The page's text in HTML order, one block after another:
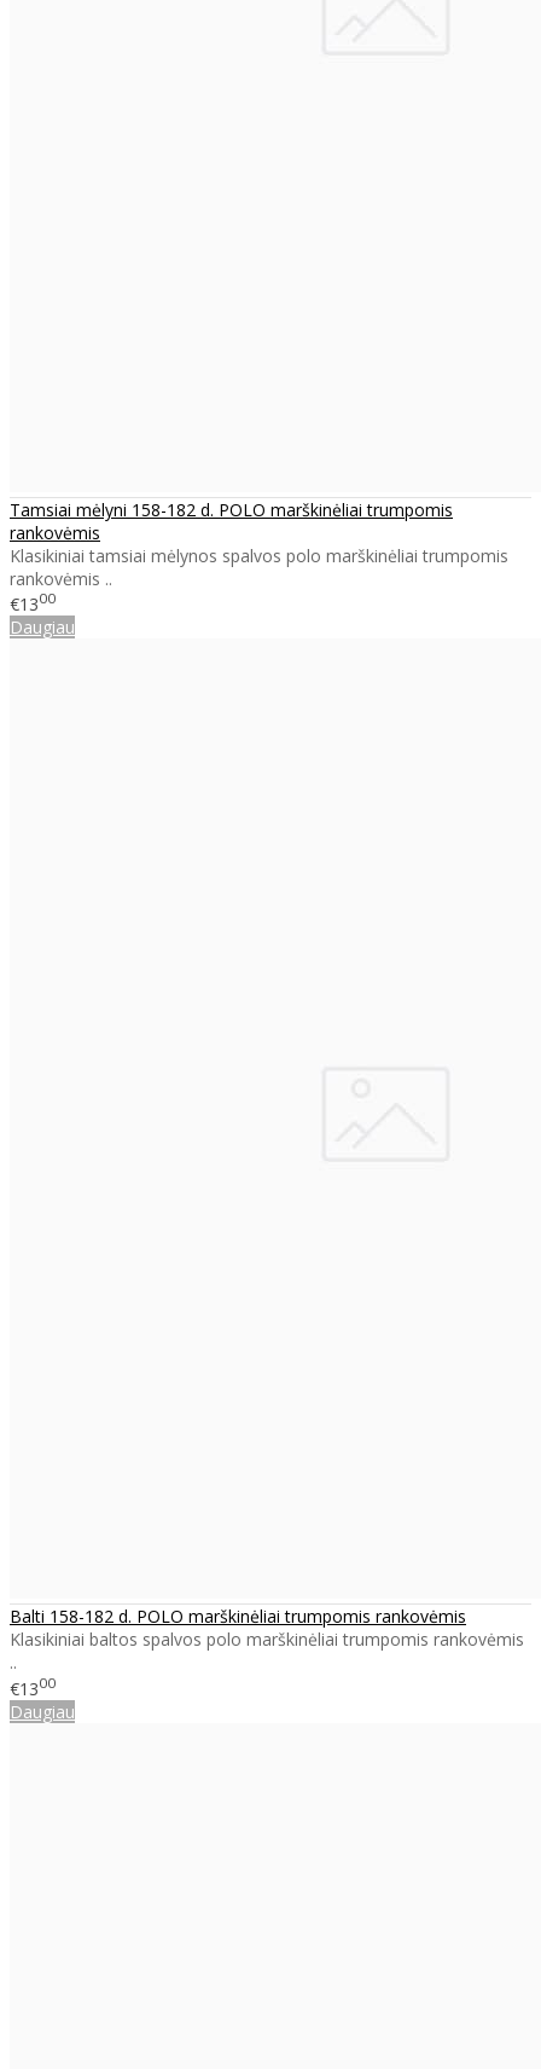
Tamsiai mėlyni 158-182 d. POLO marškinėliai trumpomis
rankovėmis
Klasikiniai tamsiai mėlynos spalvos polo marškinėliai trumpomis
rankovėmis ..
€1300
Daugiau
Balti 158-182 d. POLO marškinėliai trumpomis rankovėmis
Klasikiniai baltos spalvos polo marškinėliai trumpomis rankovėmis
..
€1300
Daugiau